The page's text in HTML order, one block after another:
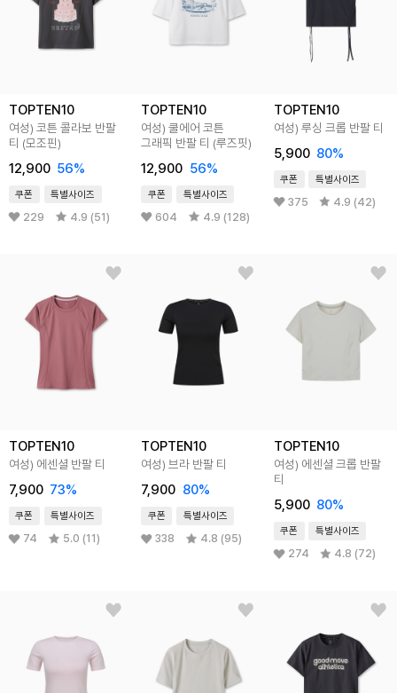
TOPTEN10
여성) 코튼 콜라보 반팔
티 (모조핀)
12,900 56%
쿠폰 특별사이즈
229 4.9 (51)
TOPTEN10
여성) 쿨에어 코튼
그래픽 반팔 티 (루즈핏)
12,900 56%
쿠폰 특별사이즈
604 4.9 (128)
TOPTEN10
여성) 루싱 크롭 반팔 티
5,900 80%
쿠폰 특별사이즈
375 4.9 (42)
TOPTEN10
여성) 에센셜 반팔 티
7,900 73%
쿠폰 특별사이즈
74 5.0 (11)
TOPTEN10
여성) 브라 반팔 티
7,900 80%
쿠폰 특별사이즈
338 4.8 (95)
TOPTEN10
여성) 에센셜 크롭 반팔
티
5,900 80%
쿠폰 특별사이즈
274 4.8 (72)